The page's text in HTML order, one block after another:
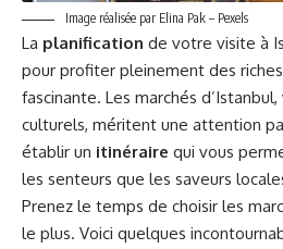
Image réalisée par Elina Pak – Pexels
La planification de votre visite à
pour profiter pleinement des
fascinante. Les marchés
culturels, méritent une attention
établir un itinéraire qui vous
les senteurs que les saveurs
Prenez le temps de choisir les
le plus. Voici quelques